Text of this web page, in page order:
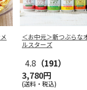
＜お中元＞新つぶらな
ルスターズ
4.8 （191）
3,780円
(送料・税込)